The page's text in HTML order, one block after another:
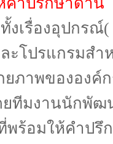
ทั้งเรื่องอุปกรณ์(
ละโปรแกรมสำ
ภาพขององค์
ยทีมงานนักพัฒ
พร้อมให้คำปรึ